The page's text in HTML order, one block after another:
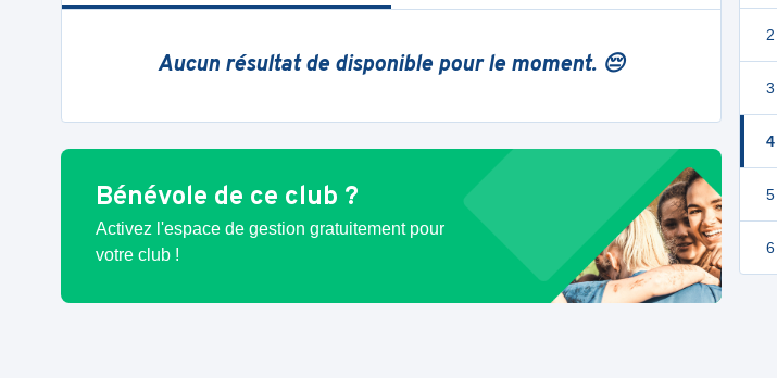
Aucun résultat de disponible pour le moment. 😔
Bénévole de ce club ?
Activez l'espace de gestion gratuitement pour
votre club !
2
3
4
5
6